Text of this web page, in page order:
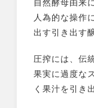
自然酵母由来
人為的な操作
出す引き出す
圧搾には、伝
果実に過度な
く果汁を引き